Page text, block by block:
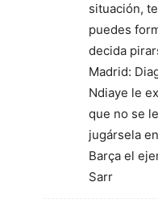
situación,
puedes
decida
Madrid:
Ndiaye le
que no se
jugársela
Barça el
Sarr